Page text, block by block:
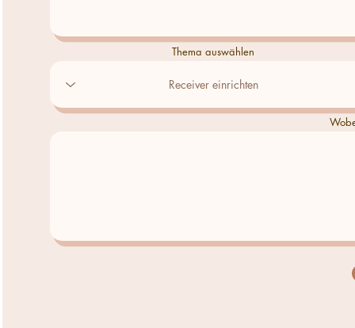
Thema auswählen